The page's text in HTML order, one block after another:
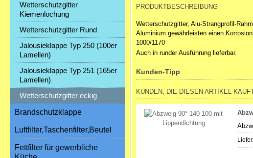
PRODUKTBESCHREIBUNG
Wetterschutzgitter, Alu-Strangprofil-
Aluminium gewährleisten einen
1000/1170
Auch in runder Ausführung lieferbar.
Kunden-Tipp
KUNDEN, DIE DIESEN ARTIKEL
Wetterschutzgitter
Kiemenlochung
Wetterschutzgitter Rund
Jalousieklappe Typ 250 (100er
Lamellen)
Jalousieklappe Typ 251 (165er
Lamellen)
Wetterschutzgitter eckig
Brandschutzklappe
Luftfilter,Taschenfilter,Beutel
Fettfilter für gewerbliche